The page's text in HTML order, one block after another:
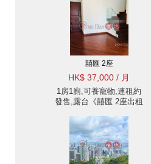
囍匯 2座
HK$ 37,000 / 月
1房1廁,可養寵物,連租約
發售,露台《囍匯 2座出租